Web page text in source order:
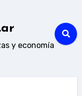
y economía